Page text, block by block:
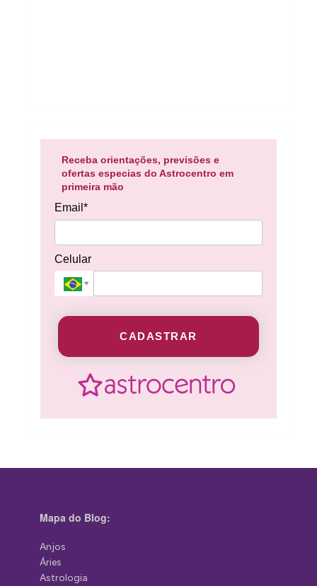
Receba orientações, previsões e
ofertas especias do Astrocentro em
primeira mão
Email*
Celular
CADASTRAR
Mapa do Blog:
Anjos
Áries
Astrologia